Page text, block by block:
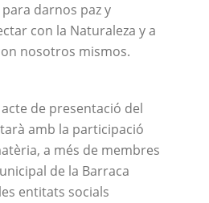
darnos paz y
con la Naturaleza y a
nosotros mismos.
de presentació del
amb la participació
a més de membres
de la Barraca
entitats socials